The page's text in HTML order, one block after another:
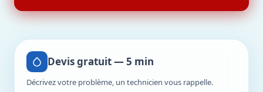
Devis gratuit — 5 min
Décrivez votre problème, un technicien vous rappelle.